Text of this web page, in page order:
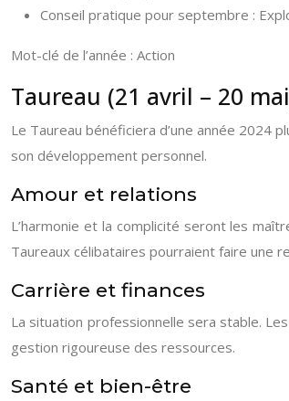
Conseil pratique pour septembre :
Mot-clé de l’année : Action
Taureau (21 avril – 20
Le Taureau bénéficiera d’une année 2024
son développement personnel.
Amour et relations
L’harmonie et la complicité seront les
Taureaux célibataires pourraient faire une
Carrière et finances
La situation professionnelle sera stable.
gestion rigoureuse des ressources.
Santé et bien-être